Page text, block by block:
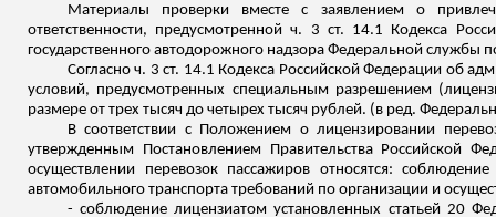
Материалы проверки вместе с заявлением о
ответственности, предусмотренной ч. 3 ст. 14.1 Кодекса
государственного автодорожного надзора Федеральной службы
Согласно ч. 3 ст. 14.1 Кодекса Российской Федерации об
условий, предусмотренных специальным разрешением
размере от трех тысяч до четырех тысяч рублей. (в ред.
В соответствии с Положением о лицензировании
утвержденным Постановлением Правительства
осуществлении перевозок пассажиров относятся:
автомобильного транспорта требований по организации и
- соблюдение лицензиатом установленных статьей 20